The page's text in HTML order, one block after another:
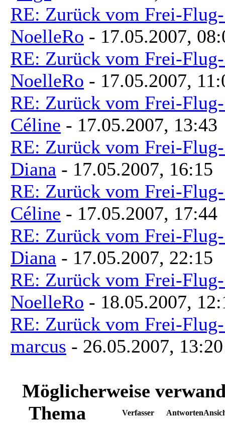
RE: Zurück vom Frei-
NoelleRo - 17.05.2007,
RE: Zurück vom Frei-
NoelleRo - 17.05.2007,
RE: Zurück vom Frei-
Céline - 17.05.2007, 13:43
RE: Zurück vom Frei-
Diana - 17.05.2007, 16:15
RE: Zurück vom Frei-
Céline - 17.05.2007, 17:44
RE: Zurück vom Frei-
Diana - 17.05.2007, 22:15
RE: Zurück vom Frei-
NoelleRo - 18.05.2007,
RE: Zurück vom Frei-
marcus - 26.05.2007, 13:20
Möglicherweise
Thema
Verfasser Antworten